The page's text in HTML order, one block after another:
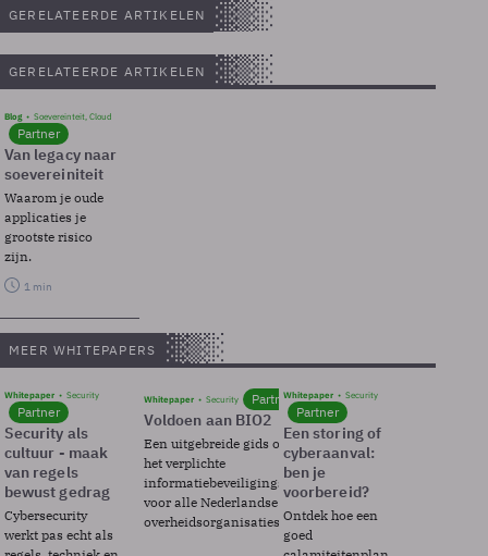
GERELATEERDE ARTIKELEN
GERELATEERDE ARTIKELEN
Blog Soevereinteit, Cloud
Partner
Van legacy naar
soevereiniteit
Waarom je oude
applicaties je
grootste risico
zijn.
1 min
MEER WHITEPAPERS
Whitepaper Security
Partner
Security als
cultuur - maak
van regels
bewust gedrag
Cybersecurity
werkt pas echt als
Whitepaper Security Partner
Voldoen aan BIO2
Een uitgebreide gids over BIO2,
het verplichte
informatiebeveiligingsframework
voor alle Nederlandse
overheidsorganisaties.
Whitepaper Security
Partner
Een storing of
cyberaanval:
ben je
voorbereid?
Ontdek hoe een
goed